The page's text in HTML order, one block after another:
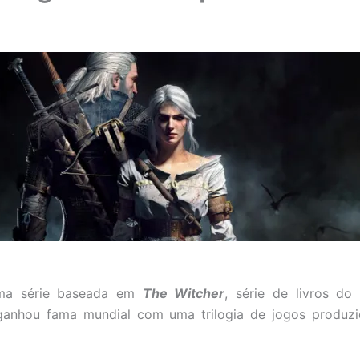
série baseada em The Witcher, série de livros do
fama mundial com uma trilogia de jogos